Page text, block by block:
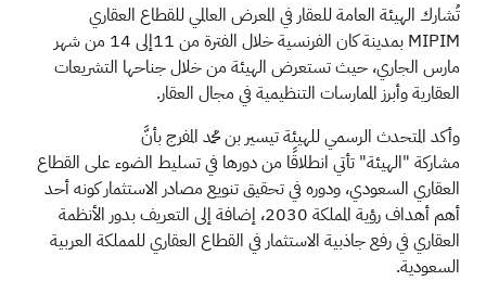
تُشارك الهيئة العامة للعقار في المعرض العالمي للقطاع العقاري
MIPIM
بمدينة كان الفرنسية خلال الفترة من 11إلى 14 من شهر
مارس الجاري، حيث تستعرض الهيئة من خلال جناحها التشريعات
العقارية وأبرز الممارسات التنظيمية في مجال العقار.
وأكد المتحدث الرسمي للهيئة تيسير بن محمد المفرج بأنَّ
مشاركة "الهيئة" تأتي انطلاقًا من دورها في تسليط الضوء على القطاع
العقاري السعودي، ودوره في تحقيق تنويع مصادر الاستثمار كونه أحد
أهم أهداف رؤية المملكة 2030، إضافة إلى التعريف بدور الأنظمة
العقاري في رفع جاذبية الاستثمار في القطاع العقاري للمملكة العربية
السعودية.